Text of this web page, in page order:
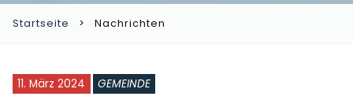
Startseite Nachrichten
11. März 2024 GEMEINDE